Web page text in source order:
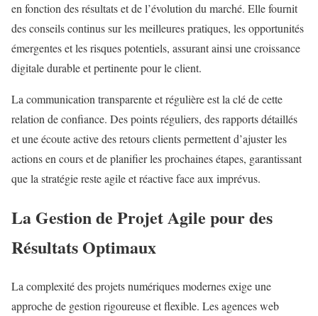
en fonction des résultats et de l’évolution du marché. Elle fournit
des conseils continus sur les meilleures pratiques, les opportunités
émergentes et les risques potentiels, assurant ainsi une croissance
digitale durable et pertinente pour le client.
La communication transparente et régulière est la clé de cette
relation de confiance. Des points réguliers, des rapports détaillés
et une écoute active des retours clients permettent d’ajuster les
actions en cours et de planifier les prochaines étapes, garantissant
que la stratégie reste agile et réactive face aux imprévus.
La Gestion de Projet Agile pour des
Résultats Optimaux
La complexité des projets numériques modernes exige une
approche de gestion rigoureuse et flexible. Les agences web